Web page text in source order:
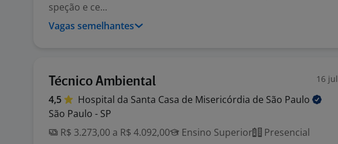
speção e ce...
Vagas semelhantes
Técnico Ambiental 16 jul
4,5 Hospital da Santa Casa de Misericórdia de São Paulo
São Paulo - SP
R$ 3.273,00 a R$ 4.092,00
Ensino Superior
Presencial